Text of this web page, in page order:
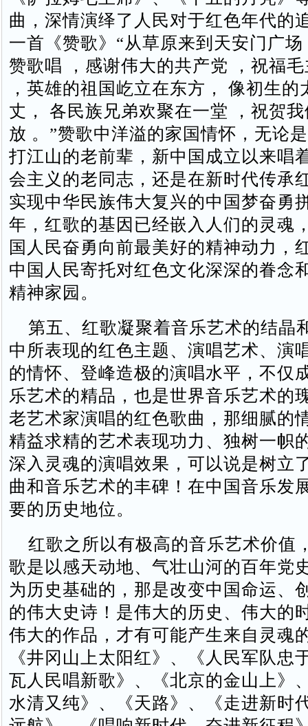
曲，深情演绎了人民对于红色年代的
一首《赞歌》“从草原来到天安门广
赞歌唱 ，感谢伟大的共产党 ，祝福
，英雄的祖国屹立在东方， 像初生的
丈， 各民族兄弟欢聚在一堂 ，祝贺
放 。”赞歌中洋溢的家国情怀，无论
打江山的老前辈，新中国成立以来唱
会主义的老同志，还是在新时代传承
实现中华民族伟大复兴的中国梦奋勇
年，红歌的基因已经嵌入人们的灵魂
国人民奋勇向前最美好的精神动力，
中国人民寄托对红色文化深深的眷念
精神家园。
第五、红歌凝聚着音乐艺术的结晶
中所表现的红色主题、演唱艺术、演
的情怀、登峰造极的演唱水平，不仅
乐艺术的精品，也是世界音乐艺术的
老艺术家演唱的红色歌曲，那细腻的
精益求精的艺术表现功力、独树一帜
深入灵魂的演唱效果，可以说是树立
曲和音乐艺术的丰碑！在中国音乐发
要的历史地位。
红歌之所以有极高的音乐艺术价值
歌是以感天动地、气壮山河的百年党
为历史基础的，那是改变中国命运、
的伟大史诗！是伟大的历史、伟大的
伟大的作品，才有可能产生来自灵魂
《井冈山上太阳红》、《人民军队忠
瓦人民唱新歌》、《北京的金山上》
水清又纯》、《天路》、《走进新时